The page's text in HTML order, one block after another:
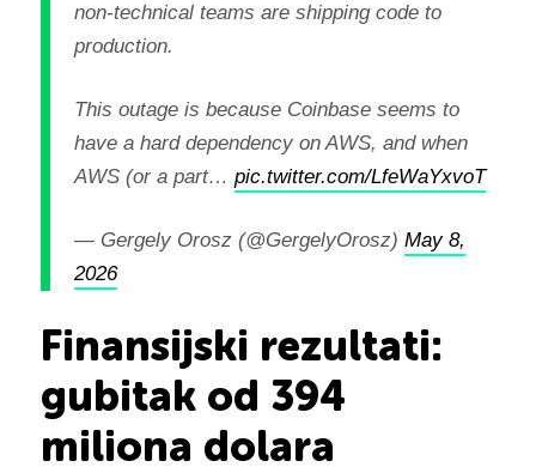
non-technical teams are shipping code to
production.
This outage is because Coinbase seems to
have a hard dependency on AWS, and when
AWS (or a part… pic.twitter.com/LfeWaYxvoT
— Gergely Orosz (@GergelyOrosz) May 8,
2026
Finansijski rezultati:
gubitak od 394
miliona dolara